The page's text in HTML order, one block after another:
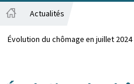
Actualités
Évolution du chômage en juillet 2024